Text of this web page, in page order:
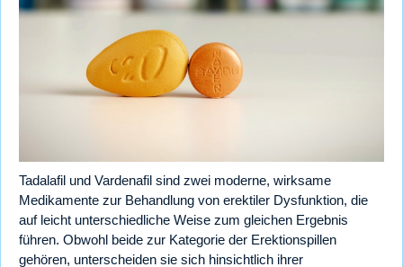
Tadalafil und Vardenafil sind zwei moderne, wirksame
Medikamente zur Behandlung von erektiler Dysfunktion, die
auf leicht unterschiedliche Weise zum gleichen Ergebnis
führen. Obwohl beide zur Kategorie der Erektionspillen
gehören, unterscheiden sie sich hinsichtlich ihrer